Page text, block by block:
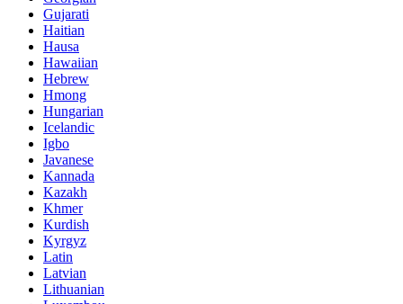
Gujarati
Haitian
Hausa
Hawaiian
Hebrew
Hmong
Hungarian
Icelandic
Igbo
Javanese
Kannada
Kazakh
Khmer
Kurdish
Kyrgyz
Latin
Latvian
Lithuanian